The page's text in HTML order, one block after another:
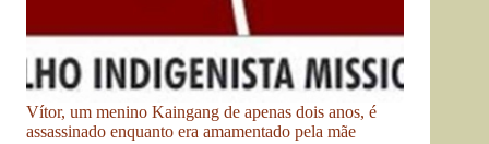
Vítor, um menino Kaingang de apenas dois anos, é
assassinado enquanto era amamentado pela mãe